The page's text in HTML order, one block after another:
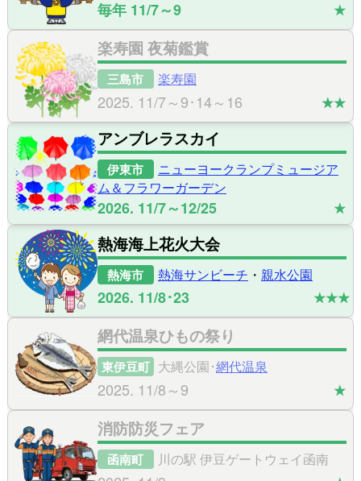
毎年 11/7～9 ★
楽寿園 夜菊鑑賞
三島市 楽寿園
2025. 11/7～9･14～16 ★★
アンブレラスカイ
伊東市
ニューヨークランプミュージア
ム＆フラワーガーデン
2026. 11/7～12/25 ★
熱海海上花火大会
熱海市 熱海サンビーチ ・ 親水公園
2026. 11/8･23 ★★★
網代温泉ひもの祭り
東伊豆町 大縄公園･網代温泉
2025. 11/8～9 ★
消防防災フェア
函南町 川の駅 伊豆ゲートウェイ函南